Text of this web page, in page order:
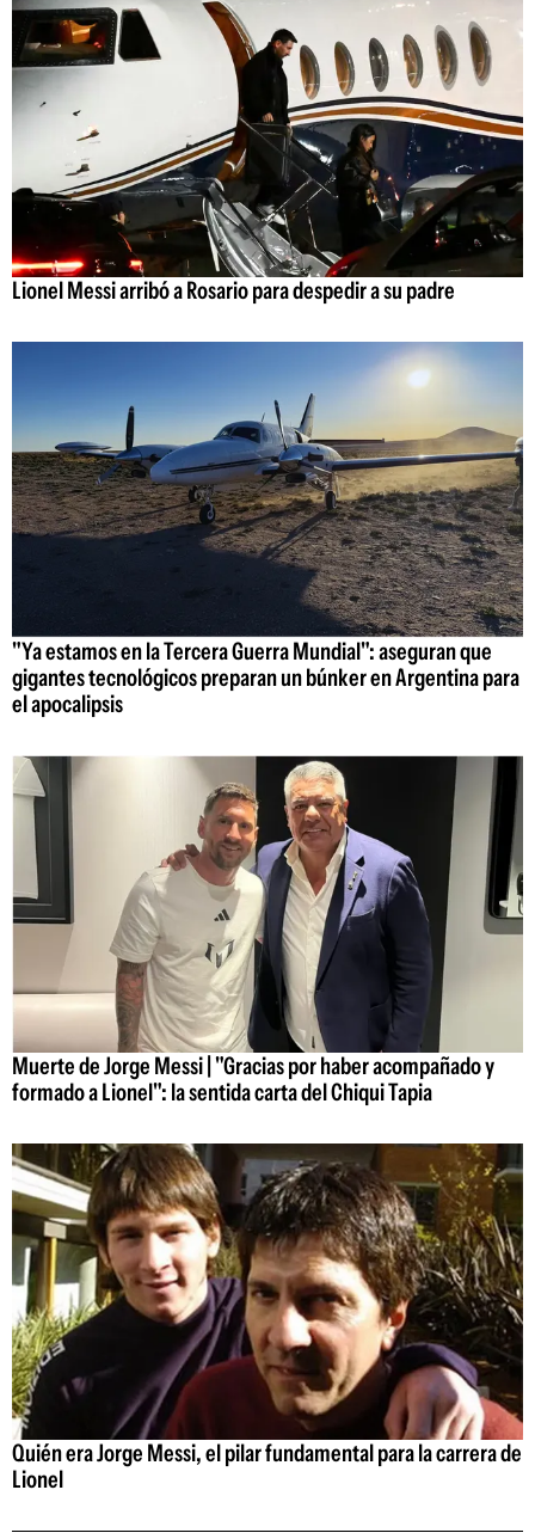
Lionel Messi arribó a Rosario para despedir a su padre
"Ya estamos en la Tercera Guerra Mundial": aseguran que
gigantes tecnológicos preparan un búnker en Argentina para
el apocalipsis
Muerte de Jorge Messi | "Gracias por haber acompañado y
formado a Lionel": la sentida carta del Chiqui Tapia
Quién era Jorge Messi, el pilar fundamental para la carrera de
Lionel